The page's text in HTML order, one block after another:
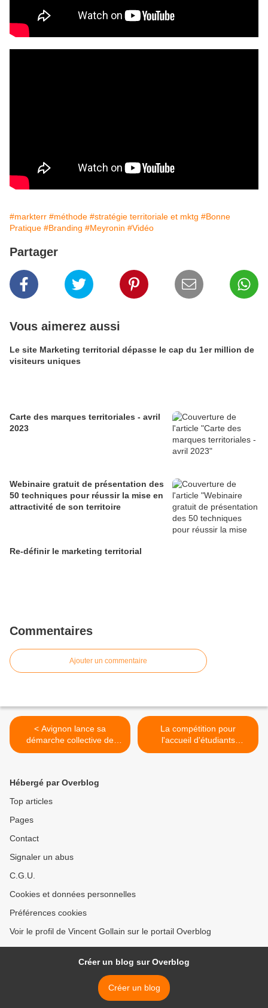
#markterr #méthode #stratégie territoriale et mktg #Bonne
Pratique #Branding #Meyronin #Vidéo
Partager
Vous aimerez aussi
Le site Marketing territorial dépasse le cap du 1er million de
visiteurs uniques
Carte des marques territoriales - avril
2023
Webinaire gratuit de présentation des
50 techniques pour réussir la mise en
attractivité de son territoire
Re-définir le marketing territorial
Commentaires
Ajouter un commentaire
< Avignon lance sa
démarche collective de
marketing territorial
La compétition pour
l'accueil d'étudiants
internationaux : l'exemple
Hébergé par Overblog
Top articles
Pages
Contact
Signaler un abus
C.G.U.
Cookies et données personnelles
Préférences cookies
Voir le profil de Vincent Gollain sur le portail Overblog
Créer un blog sur Overblog
Créer un blog